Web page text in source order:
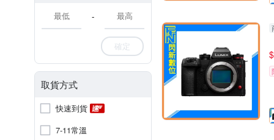
-
確定
取貨方式
快速到貨
7-11常溫
$